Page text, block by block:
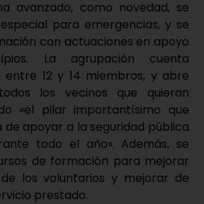
avanzado, como novedad, se
para emergencias, y se
con actuaciones en apoyo
La agrupación cuenta
12 y 14 miembros, y abre
los vecinos que quieran
«el pilar importantísimo que
de apoyar a la seguridad pública
todo el año». Además, se
de formación para mejorar
los voluntarios y mejorar de
prestado.